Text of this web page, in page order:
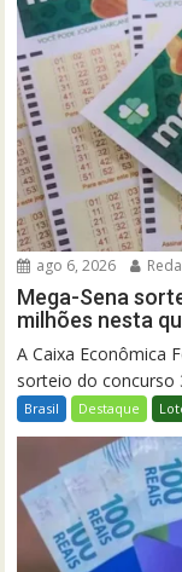
ago 6, 2026
Mega-Sena
milhões nesta
A Caixa Econômica
sorteio do concurso
Brasil Destaque